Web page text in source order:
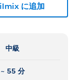
に追加
中級
~ 55 分